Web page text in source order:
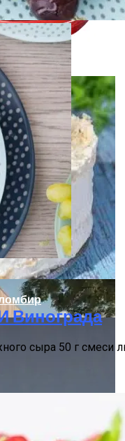
Винограда
сыра 50 г